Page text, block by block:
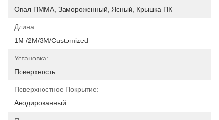
Опал ПММА, Замороженный, Ясный, Крышка ПК
Длина:
1М /2M/3M/customized
Установка:
Поверхность
Поверхностное Покрытие:
Анодированный